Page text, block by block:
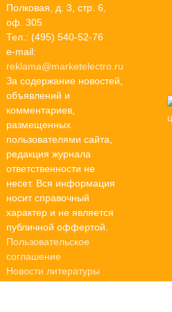
Полковая, д. 3, стр. 6,
оф. 305
Тел.: (495) 540-52-76
e-mail:
reklama@marketelectro.ru
За содержание новостей,
объявлений и
комментариев,
размещенных
пользователями сайта,
редакция журнала
ответственности не
несет. Вся информация
носит справочный
характер и не является
публичной оффертой.
Пользовательское
соглашение
Новости литературы